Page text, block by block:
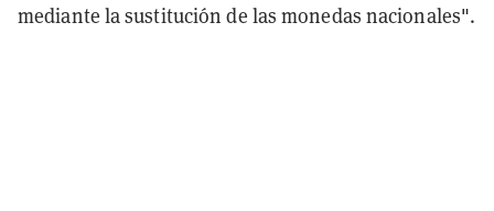
mediante la sustitución de las monedas nacionales".